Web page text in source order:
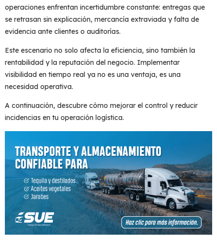
operaciones enfrentan incertidumbre constante: entregas que
se retrasan sin explicación, mercancía extraviada y falta de
evidencia ante clientes o auditorías.
Este escenario no solo afecta la eficiencia, sino también la
rentabilidad y la reputación del negocio. Implementar
visibilidad en tiempo real ya no es una ventaja, es una
necesidad operativa.
A continuación, descubre cómo mejorar el control y reducir
incidencias en tu operación logística.